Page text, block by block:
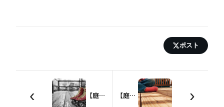
ポスト
‹ 【庭造りDIY】オリジナルウッドデッキを設計しよう【準備編】 【庭造りDIY】オリジナルウッドデッキを設計しよう【床板編】 ›